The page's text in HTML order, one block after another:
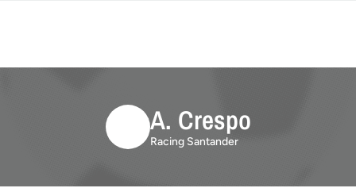
A. Crespo
Racing Santander